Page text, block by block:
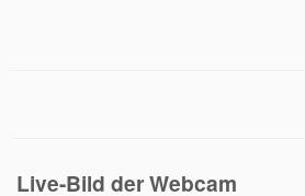
Live-Bild der Webcam